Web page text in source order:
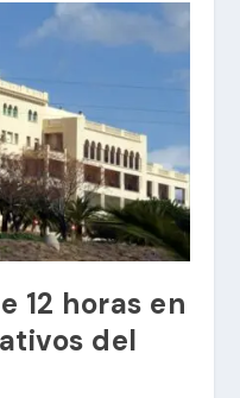
12 horas en
del